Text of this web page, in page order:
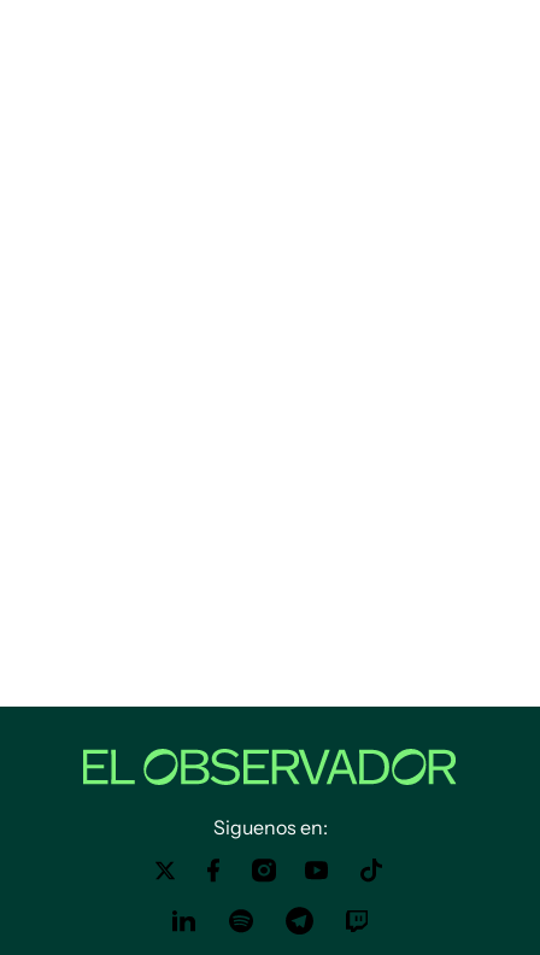
Siguenos en: